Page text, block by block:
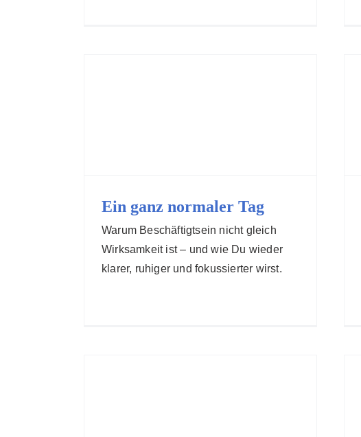
Ein ganz normaler Tag
Warum Beschäftigtsein nicht gleich
Wirksamkeit ist – und wie Du wieder
klarer, ruhiger und fokussierter wirst.